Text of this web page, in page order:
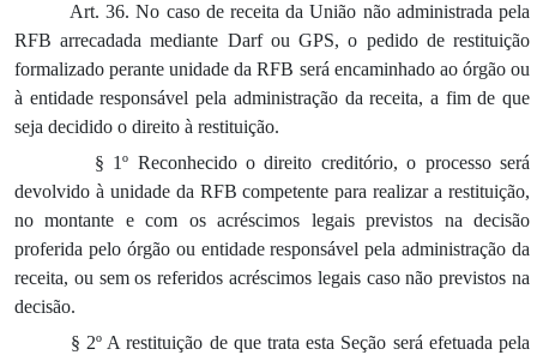
Art. 36. No caso de receita da União não administrada pela
RFB arrecadada mediante Darf ou GPS, o pedido de restituição
formalizado perante unidade da RFB será encaminhado ao órgão ou
à entidade responsável pela administração da receita, a fim de que
seja decidido o direito à restituição.
§ 1º Reconhecido o direito creditório, o processo será
devolvido à unidade da RFB competente para realizar a restituição,
no montante e com os acréscimos legais previstos na decisão
proferida pelo órgão ou entidade responsável pela administração da
receita, ou sem os referidos acréscimos legais caso não previstos na
decisão.
§ 2º A restituição de que trata esta Seção será efetuada pela